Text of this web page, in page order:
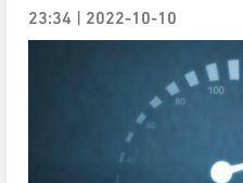
2022-10-10 | 23:34